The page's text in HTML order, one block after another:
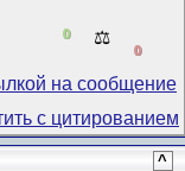
0 ⚖️
0
^